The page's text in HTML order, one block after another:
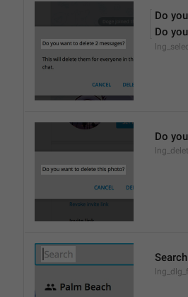
Do
Do
Do
Search